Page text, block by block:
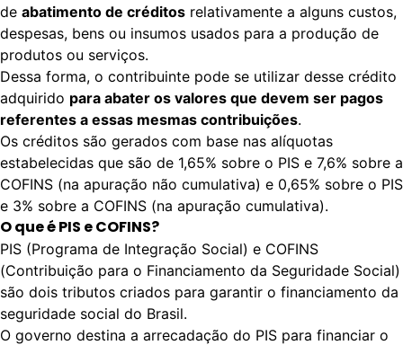
de abatimento de créditos relativamente a alguns custos,
despesas, bens ou insumos usados para a produção de
produtos ou serviços.
Dessa forma, o contribuinte pode se utilizar desse crédito
adquirido para abater os valores que devem ser pagos
referentes a essas mesmas contribuições.
Os créditos são gerados com base nas alíquotas
estabelecidas que são de 1,65% sobre o PIS e 7,6% sobre a
COFINS (na apuração não cumulativa) e 0,65% sobre o PIS
e 3% sobre a COFINS (na apuração cumulativa).
O que é PIS e COFINS?
PIS (Programa de Integração Social) e COFINS
(Contribuição para o Financiamento da Seguridade Social)
são dois tributos criados para garantir o financiamento da
seguridade social do Brasil.
O governo destina a arrecadação do PIS para financiar o